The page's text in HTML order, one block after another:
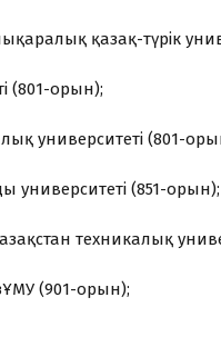
қазақ-түрік
(801-орын);
университеті (801-
университеті (851-орын);
техникалық
(901-орын);